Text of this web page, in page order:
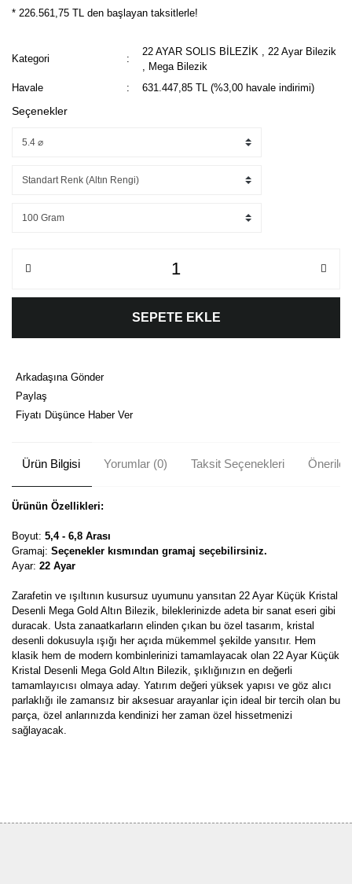
* 226.561,75 TL den başlayan taksitlerle!
Kategori
22 AYAR SOLIS BİLEZİK
22 Ayar Bilezik
Mega Bilezik
Havale
631.447,85 TL (%3,00 havale indirimi)
Seçenekler
SEPETE EKLE
Arkadaşına Gönder
Paylaş
Fiyatı Düşünce Haber Ver
Ürün Bilgisi Yorumlar (0) Taksit Seçenekleri
Ürünün Özellikleri:
Boyut: 5,4 - 6,8 Arası
Gramaj: Seçenekler kısmından gramaj seçebilirsiniz.
Ayar: 22 Ayar
Zarafetin ve ışıltının kusursuz uyumunu yansıtan 22 Ayar Küçük Kristal
Desenli Mega Gold Altın Bilezik, bileklerinizde adeta bir sanat eseri gibi
duracak. Usta zanaatkarların elinden çıkan bu özel tasarım, kristal
desenli dokusuyla ışığı her açıda mükemmel şekilde yansıtır. Hem
klasik hem de modern kombinlerinizi tamamlayacak olan 22 Ayar Küçük
Kristal Desenli Mega Gold Altın Bilezik, şıklığınızın en değerli
tamamlayıcısı olmaya aday. Yatırım değeri yüksek yapısı ve göz alıcı
parlaklığı ile zamansız bir aksesuar arayanlar için ideal bir tercih olan bu
parça, özel anlarınızda kendinizi her zaman özel hissetmenizi
sağlayacak.